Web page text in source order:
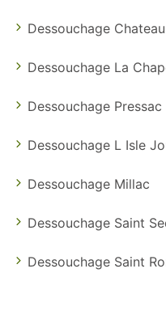
Dessouchage
Dessouchage La
Dessouchage Pressac
Dessouchage L Isle
Dessouchage Millac
Dessouchage Saint
Dessouchage Saint